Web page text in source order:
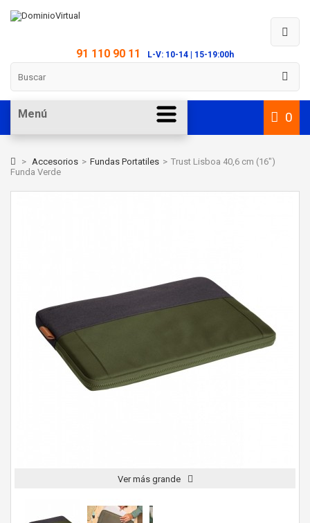
91 110 90 11 L-V: 10-14 | 15-19:00h
0
Menú
> Accesorios > Fundas Portatiles > Trust Lisboa 40,6 cm (16")
Funda Verde
Ver más grande